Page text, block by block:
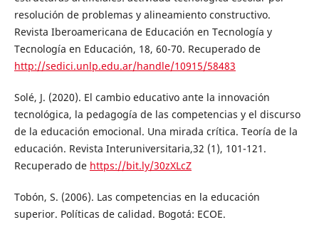
resolución de problemas y alineamiento constructivo.
Revista Iberoamericana de Educación en Tecnología y
Tecnología en Educación, 18, 60-70. Recuperado de
http://sedici.unlp.edu.ar/handle/10915/58483
Solé, J. (2020). El cambio educativo ante la innovación
tecnológica, la pedagogía de las competencias y el discurso
de la educación emocional. Una mirada crítica. Teoría de la
educación. Revista Interuniversitaria,32 (1), 101-121.
Recuperado de https://bit.ly/30zXLcZ
Tobón, S. (2006). Las competencias en la educación
superior. Políticas de calidad. Bogotá: ECOE.